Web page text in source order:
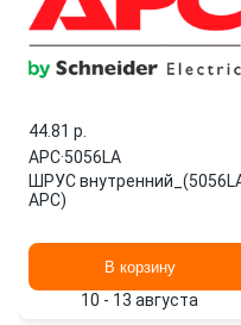
44.81 p.
APC·5056LA
ШРУС
APC)
В корзину
10 - 13 августа